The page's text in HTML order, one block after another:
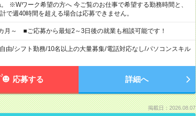
※Wワーク希望の方へ 今ご覧のお仕事で希望する勤務時間と、
で週40時間を超える場合は応募できません。
月～ ■ご応募から最短2～3日後の就業も相談可能です！
由/シフト勤務/10名以上の大量募集/電話対応なし/パソコンスキル
応募する 詳細へ
掲載日：2026.08.07